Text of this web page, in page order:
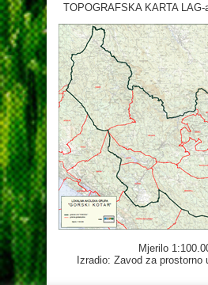
TOPOGRAFSKA KARTA
Mjerilo
Izradio: Zavod za prostorno